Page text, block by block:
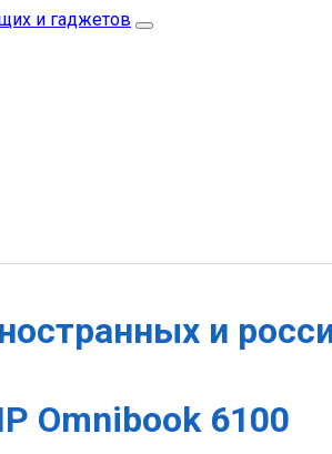
и
Omnibook 6100